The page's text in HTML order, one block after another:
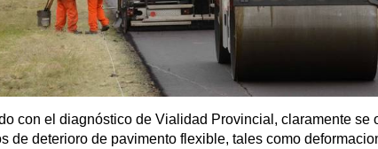
con el diagnóstico de Vialidad Provincial, claramente se
de deterioro de pavimento flexible, tales como